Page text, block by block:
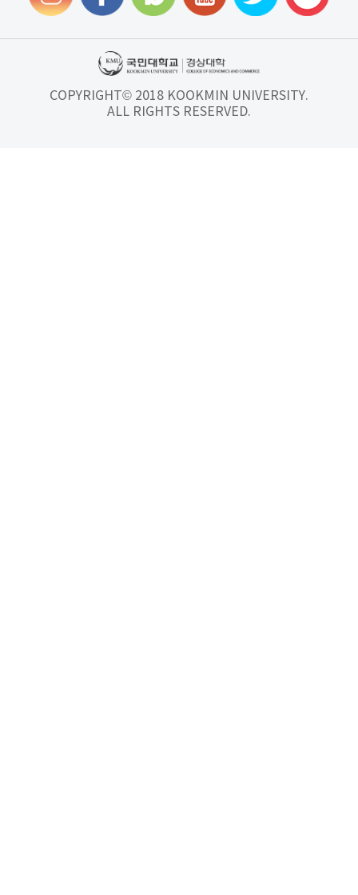
COPYRIGHT© 2018 KOOKMIN UNIVERSITY.
ALL RIGHTS RESERVED.